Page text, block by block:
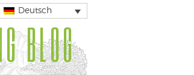
Deutsch
BLOG